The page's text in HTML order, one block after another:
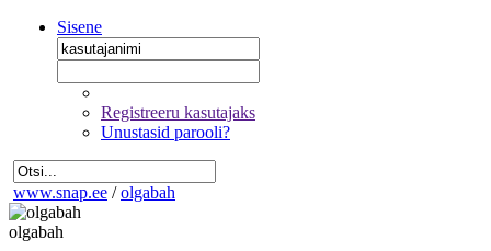
Sisene
Registreeru kasutajaks
Unustasid parooli?
www.snap.ee / olgabah
olgabah